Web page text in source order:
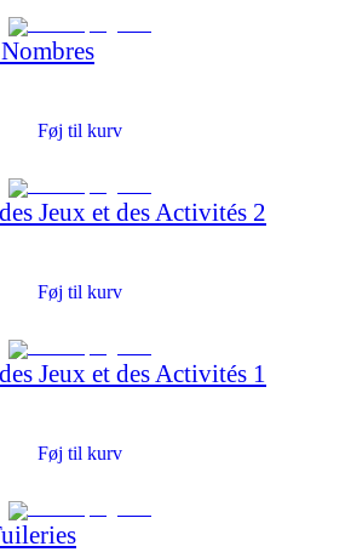
Føj til kurv
Jeux et des Activités 2
Føj til kurv
Jeux et des Activités 1
Føj til kurv